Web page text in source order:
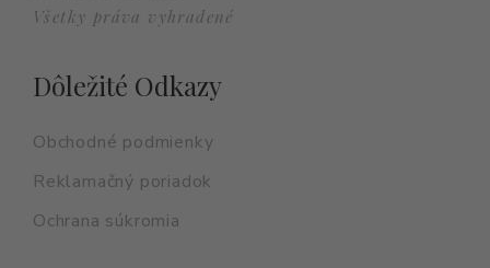
Všetky práva vyhradené
Dôležité Odkazy
Obchodné podmienky
Reklamačný poriadok
Ochrana súkromia